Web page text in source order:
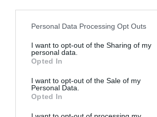
Please note that this website/app uses one
not limited to your visit or usage behaviour.
grant or deny consent to Google and its
use your data for below specified purposes
consent section.
Personal Data Processing Opt Outs
I want to opt-out of the Sharing of my
personal data.
Opted In
I want to opt-out of the Sale of my
Personal Data.
Opted In
Αναλυτικά η ιατροδικαστική
24.01.2023 | 13:30